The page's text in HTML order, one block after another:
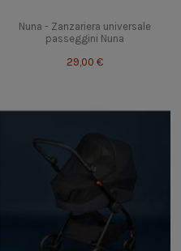
Nuna - Zanzariera universale
passeggini Nuna
29,00 €